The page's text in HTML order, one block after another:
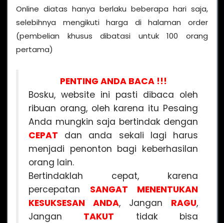
Online diatas hanya berlaku beberapa hari saja,
selebihnya mengikuti harga di halaman order
(pembelian khusus dibatasi untuk 100 orang
pertama)
PENTING ANDA BACA !!!
Bosku, website ini pasti dibaca oleh
ribuan orang, oleh karena itu Pesaing
Anda mungkin saja bertindak dengan
CEPAT dan anda sekali lagi harus
menjadi penonton bagi keberhasilan
orang lain.
Bertindaklah cepat, karena
percepatan SANGAT MENENTUKAN
KESUKSESAN ANDA, Jangan RAGU,
Jangan TAKUT tidak bisa